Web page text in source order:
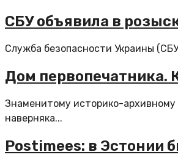
СБУ объявила в
Служба безопасности Украины
Дом первопечатника.
Знаменитому историко-архивному
наверняка...
Postimees: в Эстонии